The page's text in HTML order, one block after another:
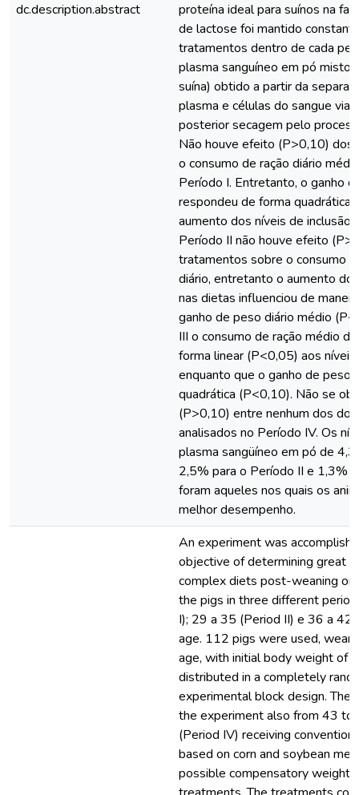
dc.description.abstract
proteína ideal para suínos na
de lactose foi mantido
tratamentos dentro de cada
plasma sanguíneo em pó misto
suína) obtido a partir da
plasma e células do sangue via
posterior secagem pelo
Não houve efeito (P>0,10)
o consumo de ração diário
Período I. Entretanto, o ganho
respondeu de forma quadrática
aumento dos níveis de inclusão
Período II não houve efeito
tratamentos sobre o consumo
diário, entretanto o aumento
nas dietas influenciou de
ganho de peso diário médio
III o consumo de ração médio
forma linear (P<0,05) aos
enquanto que o ganho de peso
quadrática (P<0,10). Não se
(P>0,10) entre nenhum dos
analisados no Período IV. Os
plasma sangüíneo em pó de
2,5% para o Período II e 1,3%
foram aqueles nos quais os
melhor desempenho.
An experiment was
objective of determining great
complex diets post-weaning
the pigs in three different
I); 29 a 35 (Period II) e 36 a 42
age. 112 pigs were used,
age, with initial body weight of
distributed in a completely
experimental block design. The
the experiment also from 43 to
(Period IV) receiving
based on corn and soybean
possible compensatory weight